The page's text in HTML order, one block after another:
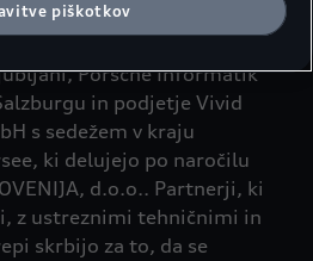
partnerjev, in sicer
Porsche Informatik
in podjetje Vivid
s sedežem v kraju
ki delujejo po naročilu
d.o.o.. Partnerji, ki
z ustreznimi tehničnimi in
skrbijo za to, da se
piškotkov